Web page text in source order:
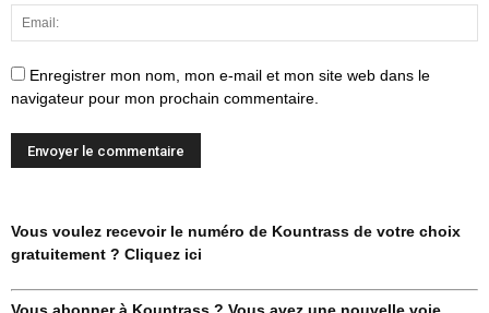
Enregistrer mon nom, mon e-mail et mon site web dans le
navigateur pour mon prochain commentaire.
Vous voulez recevoir le numéro de Kountrass de votre choix
gratuitement ? Cliquez ici
Vous abonner à Kountrass ? Vous avez une nouvelle voie